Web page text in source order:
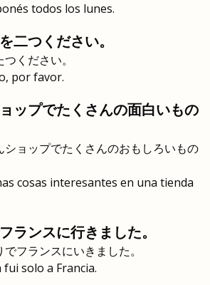
todos los lunes.
二つください。
ください。
por favor.
ップでたくさんの面白いもの
ショップでたくさんのおもしろいもの
cosas interesantes en una tienda
ランスに行きました。
フランスにいきました。
fui solo a Francia.